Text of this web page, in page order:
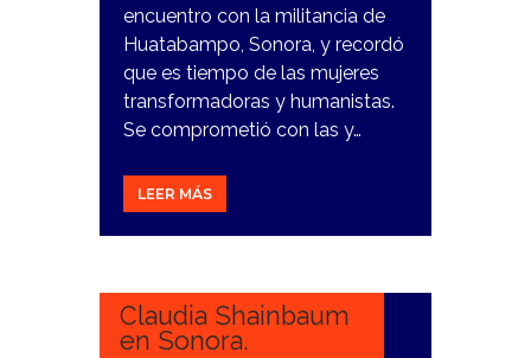
encuentro con la militancia de
Huatabampo, Sonora, y recordó
que es tiempo de las mujeres
transformadoras y humanistas.
Se comprometió con las y…
LEER MÁS
13
Claudia Shainbaum
en Sonora.